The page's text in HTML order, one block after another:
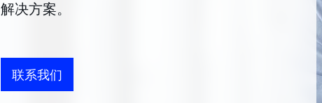
解决方案。
联系我们